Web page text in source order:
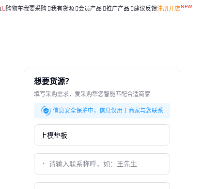
购物车我要采购 我有货源 会员产品 推广产品 建议反馈注册开店
想要货源？
填写采购需求，爱采购帮您智能匹配合适商家
信息安全保护中，信息仅用于商家与您联系